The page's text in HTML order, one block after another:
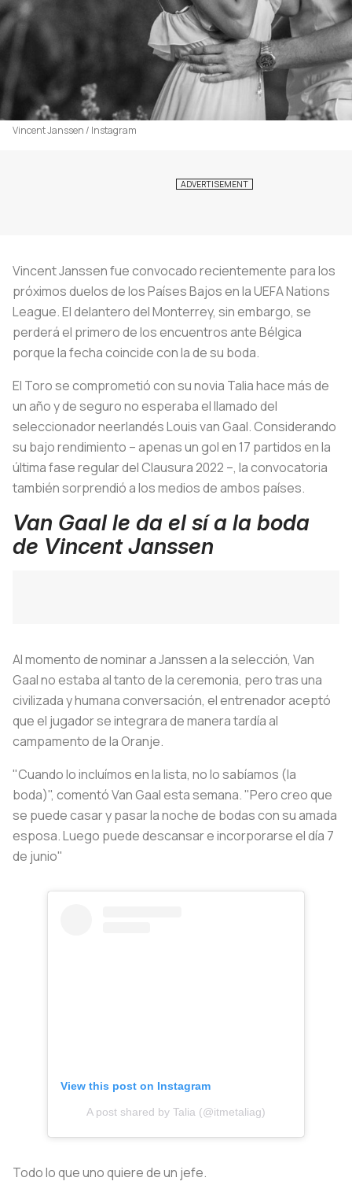
Vincent Janssen / Instagram
Vincent Janssen fue convocado recientemente para los
próximos duelos de los Países Bajos en la UEFA Nations
League. El delantero del Monterrey, sin embargo, se
perderá el primero de los encuentros ante Bélgica
porque la fecha coincide con la de su boda.
El Toro se comprometió con su novia Talia hace más de
un año y de seguro no esperaba el llamado del
seleccionador neerlandés Louis van Gaal. Considerando
su bajo rendimiento – apenas un gol en 17 partidos en la
última fase regular del Clausura 2022 –, la convocatoria
también sorprendió a los medios de ambos países.
Van Gaal le da el sí a la boda
de Vincent Janssen
Al momento de nominar a Janssen a la selección, Van
Gaal no estaba al tanto de la ceremonia, pero tras una
civilizada y humana conversación, el entrenador aceptó
que el jugador se integrara de manera tardía al
campamento de la Oranje.
"Cuando lo incluímos en la lista, no lo sabíamos (la
boda)", comentó Van Gaal esta semana. "Pero creo que
se puede casar y pasar la noche de bodas con su amada
esposa. Luego puede descansar e incorporarse el día 7
de junio"
View this post on Instagram
A post shared by Talia (@itmetaliag)
Todo lo que uno quiere de un jefe.